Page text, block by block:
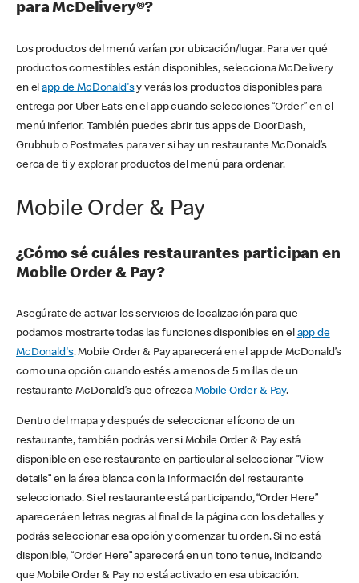
para McDelivery®?
Los productos del menú varían por ubicación/lugar. Para ver qué
productos comestibles están disponibles, selecciona McDelivery
en elapp de McDonald'sy verás los productos disponibles para
entrega por Uber Eats en el app cuando selecciones “Order” en el
menú inferior. También puedes abrir tus apps de DoorDash,
Grubhub o Postmates para ver si hay un restaurante McDonald’s
cerca de ti y explorar productos del menú para ordenar.
Mobile Order & Pay
¿Cómo sé cuáles restaurantes participan en
Mobile Order & Pay?
Asegúrate de activar los servicios de localización para que
podamos mostrarte todas las funciones disponibles en el app de
McDonald's. Mobile Order & Pay aparecerá en el app de McDonald’s
como una opción cuando estés a menos de 5 millas de un
restaurante McDonald’s que ofrezca Mobile Order & Pay.
Dentro del mapa y después de seleccionar el ícono de un
restaurante, también podrás ver si Mobile Order & Pay está
disponible en ese restaurante en particular al seleccionar “View
details” en la área blanca con la información del restaurante
seleccionado. Si el restaurante está participando, “Order Here”
aparecerá en letras negras al final de la página con los detalles y
podrás seleccionar esa opción y comenzar tu orden. Si no está
disponible, “Order Here” aparecerá en un tono tenue, indicando
que Mobile Order & Pay no está activado en esa ubicación.